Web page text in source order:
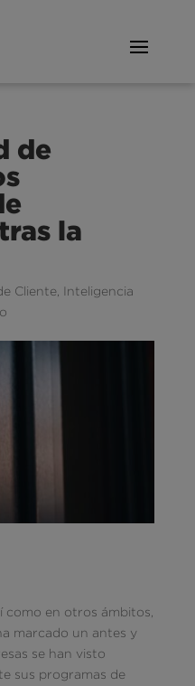
de
la
Cliente, Inteligencia
como en otros ámbitos,
marcado un antes y
se han visto
sus programas de